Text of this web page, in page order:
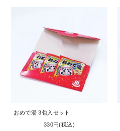
おめで湯 3包入セット
330円(税込)